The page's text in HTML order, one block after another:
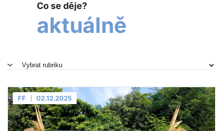
Co se děje?
aktuálně
FF 02.12.2025